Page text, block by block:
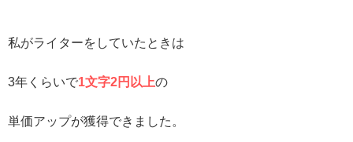
私がライターをしていたときは
3年くらいで1文字2円以上の
単価アップが獲得できました。